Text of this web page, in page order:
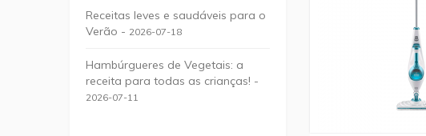
Receitas leves e saudáveis para o
Verão - 2026-07-18
Hambúrgueres de Vegetais: a
receita para todas as crianças! -
2026-07-11